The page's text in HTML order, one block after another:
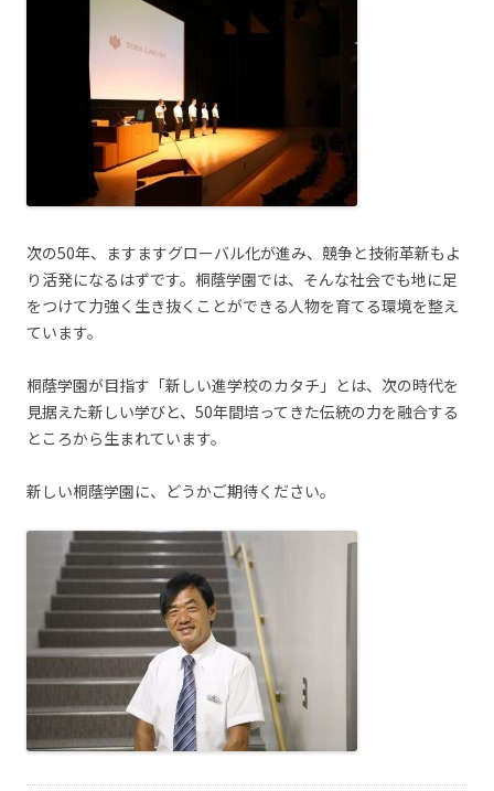
次の50年、ますますグローバル化が進み、競争と技術革新もよ
り活発になるはずです。桐蔭学園では、そんな社会でも地に足
をつけて力強く生き抜くことができる人物を育てる環境を整え
ています。
桐蔭学園が目指す「新しい進学校のカタチ」とは、次の時代を
見据えた新しい学びと、50年間培ってきた伝統の力を融合する
ところから生まれています。
新しい桐蔭学園に、どうかご期待ください。